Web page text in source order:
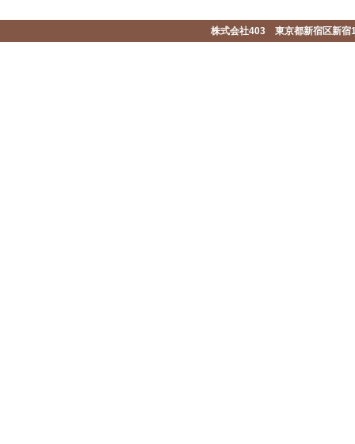
株式会社403 東京都新宿区新